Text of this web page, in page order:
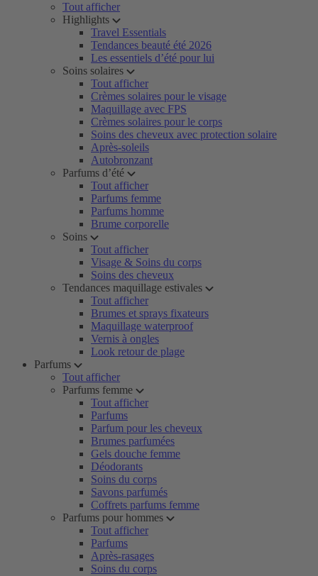
Tout afficher
Highlights
Travel Essentials
Tendances beauté été 2026
Les essentiels d’été pour lui
Soins solaires
Tout afficher
Crèmes solaires pour le visage
Maquillage avec FPS
Crèmes solaires pour le corps
Soins des cheveux avec protection solaire
Après-soleils
Autobronzant
Parfums d’été
Tout afficher
Parfums femme
Parfums homme
Brume corporelle
Soins
Tout afficher
Visage & Soins du corps
Soins des cheveux
Tendances maquillage estivales
Tout afficher
Brumes et sprays fixateurs
Maquillage waterproof
Vernis à ongles
Look retour de plage
Parfums
Tout afficher
Parfums femme
Tout afficher
Parfums
Parfum pour les cheveux
Brumes parfumées
Gels douche femme
Déodorants
Soins du corps
Savons parfumés
Coffrets parfums femme
Parfums pour hommes
Tout afficher
Parfums
Après-rasages
Soins du corps